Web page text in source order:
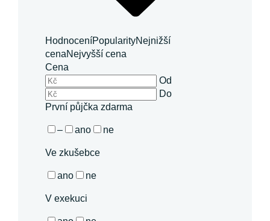
HodnoceníPopularityNejnižší
cenaNejvyšší cena
Cena
Od
Do
První půjčka zdarma
– ano ne
Ve zkušebce
ano ne
V exekuci